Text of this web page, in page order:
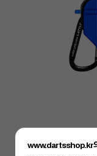
www.dartsshop.kr의